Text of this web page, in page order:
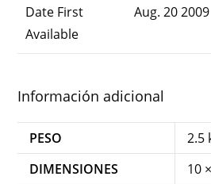
Date First
Available
Aug. 20 2009
Información adicional
PESO
2.5
DIMENSIONES
10